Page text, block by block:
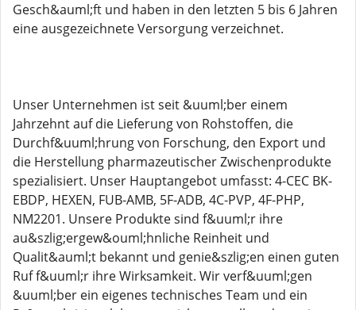
Gesch&auml;ft und haben in den letzten 5 bis 6 Jahren
eine ausgezeichnete Versorgung verzeichnet.
Unser Unternehmen ist seit &uuml;ber einem
Jahrzehnt auf die Lieferung von Rohstoffen, die
Durchf&uuml;hrung von Forschung, den Export und
die Herstellung pharmazeutischer Zwischenprodukte
spezialisiert. Unser Hauptangebot umfasst: 4-CEC BK-
EBDP, HEXEN, FUB-AMB, 5F-ADB, 4C-PVP, 4F-PHP,
NM2201. Unsere Produkte sind f&uuml;r ihre
au&szlig;ergew&ouml;hnliche Reinheit und
Qualit&auml;t bekannt und genie&szlig;en einen guten
Ruf f&uuml;r ihre Wirksamkeit. Wir verf&uuml;gen
&uuml;ber ein eigenes technisches Team und ein